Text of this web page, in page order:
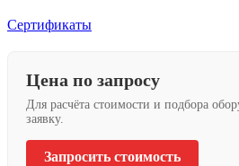
Сертификаты
Цена по запросу
Для расчёта стоимости и подбора
заявку.
Запросить стоимость